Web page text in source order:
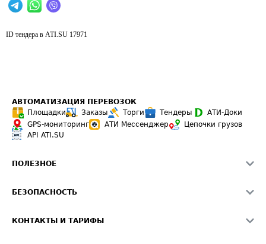
ID тендера в ATI.SU 17971
АВТОМАТИЗАЦИЯ ПЕРЕВОЗОК
Площадки
Заказы Торги Тендеры
АТИ-Доки
GPS-мониторинг
АТИ Мессенджер
Цепочки грузов
API ATI.SU
ПОЛЕЗНОЕ
Звезды ATI.SU на вашем сайте
БЕЗОПАСНОСТЬ
КОНТАКТЫ И ТАРИФЫ